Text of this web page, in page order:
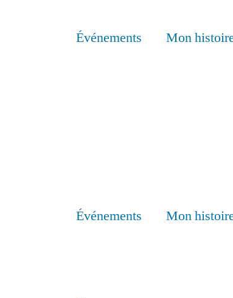
Événements Mon
Événements
Mon